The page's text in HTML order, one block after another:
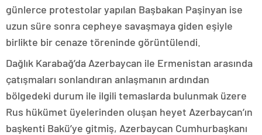
günlerce protestolar yapılan Başbakan Paşinyan ise
uzun süre sonra cepheye savaşmaya giden eşiyle
birlikte bir cenaze töreninde görüntülendi.
Dağlık Karabağ’da Azerbaycan ile Ermenistan arasında
çatışmaları sonlandıran anlaşmanın ardından
bölgedeki durum ile ilgili temaslarda bulunmak üzere
Rus hükümet üyelerinden oluşan heyet Azerbaycan’ın
başkenti Bakü’ye gitmiş, Azerbaycan Cumhurbaşkanı